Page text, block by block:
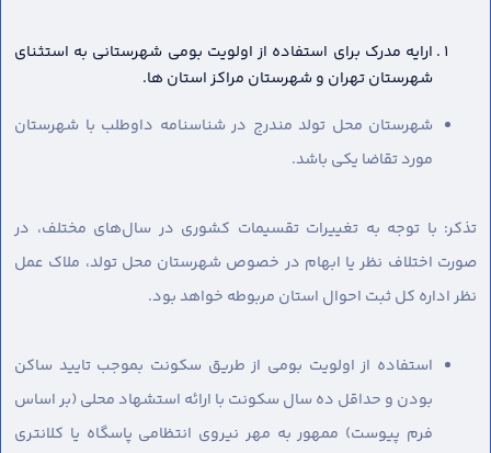
ارایه مدرک برای استفاده از اولویت بومی شهرستانی به استثنای
شهرستان تهران و شهرستان مراکز استان ها.
شهرستان محل تولد مندرج در شناسنامه داوطلب با شهرستان
مورد تقاضا یکی باشد.
تذکر: با توجه به تغییرات تقسیمات کشوری در سال‌های مختلف، در
صورت اختلاف نظر یا ابهام در خصوص شهرستان محل تولد، ملاک عمل
نظر اداره کل ثبت احوال استان مربوطه خواهد بود.
استفاده از اولویت بومی از طریق سکونت بموجب تایید ساکن
بودن و حداقل ده سال سکونت با ارائه استشهاد محلی (بر اساس
فرم پیوست) ممهور به مهر نیروی انتظامی پاسگاه یا کلانتری